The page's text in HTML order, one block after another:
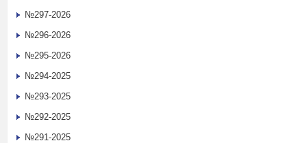
№297-2026
№296-2026
№295-2026
№294-2025
№293-2025
№292-2025
№291-2025